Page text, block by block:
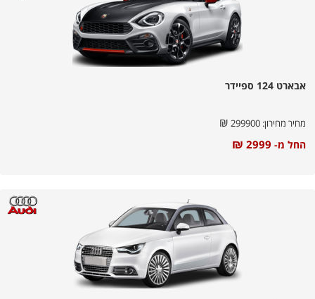
אבארט 124 ספיידר
מחיר מחירון: ₪
החל מ- ₪